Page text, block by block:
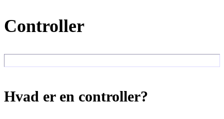
Controller
Hvad er en controller?